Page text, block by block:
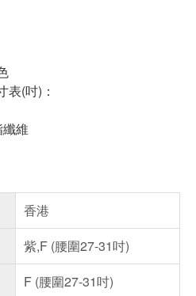
(吋)：
維
香港
紫,F (腰圍27-31吋)
F (腰圍27-31吋)